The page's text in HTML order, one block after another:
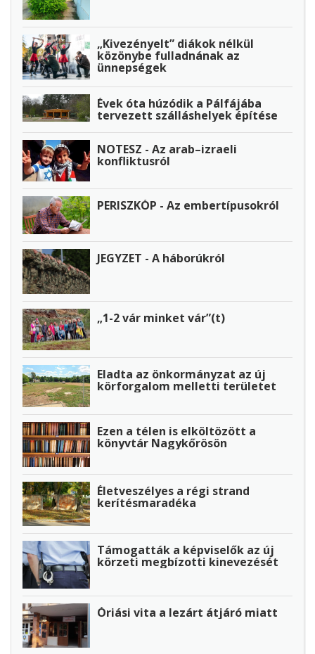
„Kivezényelt” diákok nélkül
közönybe fulladnának az
ünnepségek
Évek óta húzódik a Pálfájába
tervezett szálláshelyek építése
NOTESZ - Az arab–izraeli
konfliktusról
PERISZKÓP - Az embertípusokról
JEGYZET - A háborúkról
„1-2 vár minket vár”(t)
Eladta az önkormányzat az új
körforgalom melletti területet
Ezen a télen is elköltözött a
könyvtár Nagykőrösön
Életveszélyes a régi strand
kerítésmaradéka
Támogatták a képviselők az új
körzeti megbízotti kinevezését
Óriási vita a lezárt átjáró miatt